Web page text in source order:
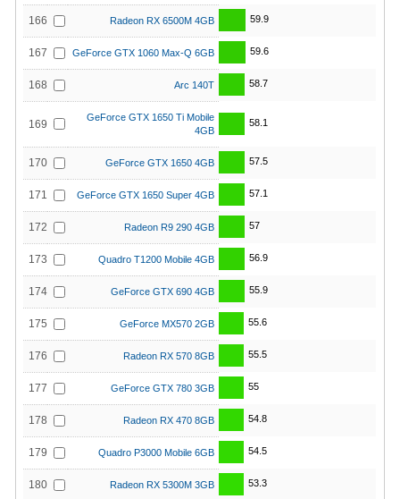
166 Radeon RX 6500M 4GB 59.9
167 GeForce GTX 1060 Max-Q 6GB 59.6
168 Arc 140T 58.7
169
GeForce GTX 1650 Ti Mobile
4GB
58.1
170 GeForce GTX 1650 4GB 57.5
171 GeForce GTX 1650 Super 4GB 57.1
172 Radeon R9 290 4GB 57
173 Quadro T1200 Mobile 4GB 56.9
174 GeForce GTX 690 4GB 55.9
175 GeForce MX570 2GB 55.6
176 Radeon RX 570 8GB 55.5
177 GeForce GTX 780 3GB 55
178 Radeon RX 470 8GB 54.8
179 Quadro P3000 Mobile 6GB 54.5
180 Radeon RX 5300M 3GB 53.3